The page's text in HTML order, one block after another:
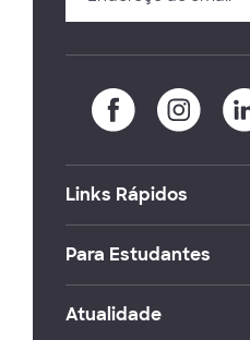
Links Rápidos
Para Estudantes
Atualidade